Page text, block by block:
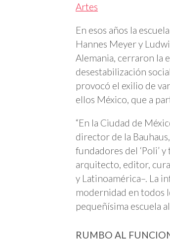
Artes
En esos años la
Hannes Meyer y
Alemania, cerraron la
desestabilización
provocó el exilio de
ellos México, que a
“En la Ciudad de
director de la
fundadores del ‘Poli’
arquitecto, editor,
y Latinoamérica–. La
modernidad en todos
pequeñísima escuela
RUMBO AL